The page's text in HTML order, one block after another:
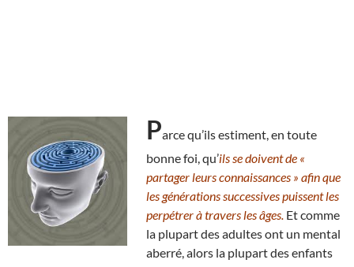
Parce qu’ils estiment, en toute
bonne foi, qu’ils se doivent de «
partager leurs connaissances » afin que
les générations successives puissent les
perpétrer à travers les âges. Et comme
la plupart des adultes ont un mental
aberré, alors la plupart des enfants